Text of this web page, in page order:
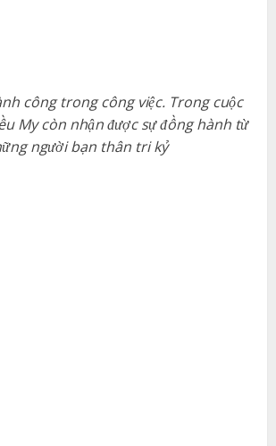
công trong công việc. Trong cuộc
My còn nhận được sự đồng hành từ
người bạn thân tri kỷ